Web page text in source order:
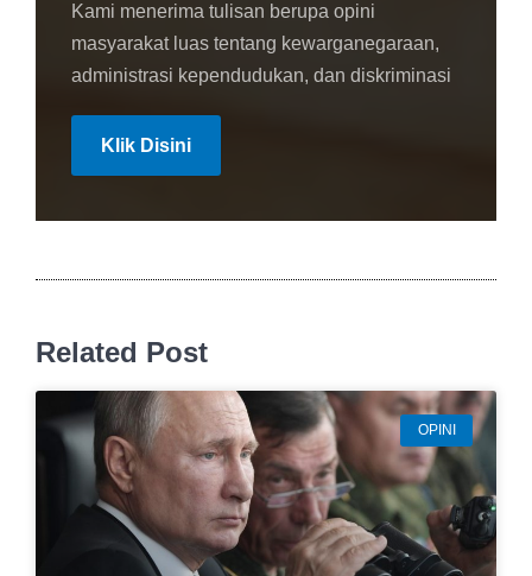
Kami menerima tulisan berupa opini
masyarakat luas tentang kewarganegaraan,
administrasi kependudukan, dan diskriminasi
Klik Disini
Related Post
OPINI